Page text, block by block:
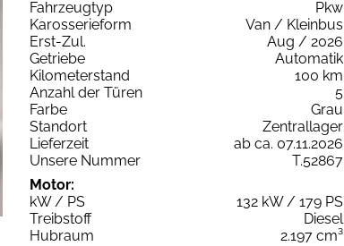
Fahrzeugtyp
Pkw
Karosserieform
Van / Kleinbus
Erst-Zul.
Aug / 2026
Getriebe
Automatik
Kilometerstand
100 km
Anzahl der Türen
5
Farbe
Grau
Standort
Zentrallager
Lieferzeit
ab ca. 07.11.2026
Unsere Nummer
T.52867
Motor:
kW / PS
132 kW / 179 PS
Treibstoff
Diesel
Hubraum
2.197 cm³